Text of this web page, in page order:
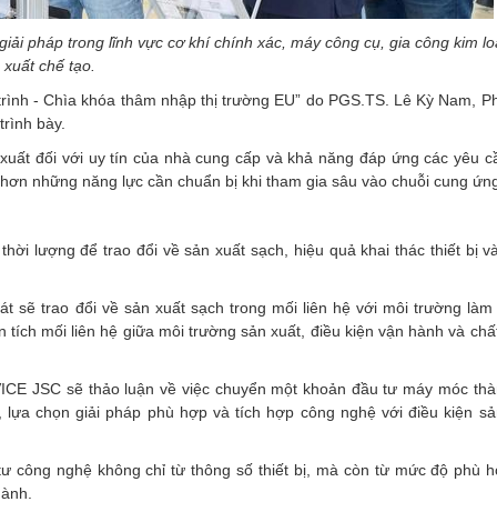
pháp trong lĩnh vực cơ khí chính xác, máy công cụ, gia công kim
xuất chế tạo.
- Chìa khóa thâm nhập thị trường EU” do PGS.TS. Lê Kỳ Nam,
bày.
đối với uy tín của nhà cung cấp và khả năng đáp ứng các yêu
những năng lực cần chuẩn bị khi tham gia sâu vào chuỗi cung
lượng để trao đổi về sản xuất sạch, hiệu quả khai thác thiết bị
sẽ trao đổi về sản xuất sạch trong mối liên hệ với môi trường làm
mối liên hệ giữa môi trường sản xuất, điều kiện vận hành và
JSC sẽ thảo luận về việc chuyển một khoản đầu tư máy móc
chọn giải pháp phù hợp và tích hợp công nghệ với điều kiện
công nghệ không chỉ từ thông số thiết bị, mà còn từ mức độ phù